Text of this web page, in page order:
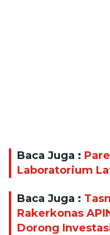
Baca Juga :
Laboratorium
Baca Juga :
Rakerkonas
Dorong